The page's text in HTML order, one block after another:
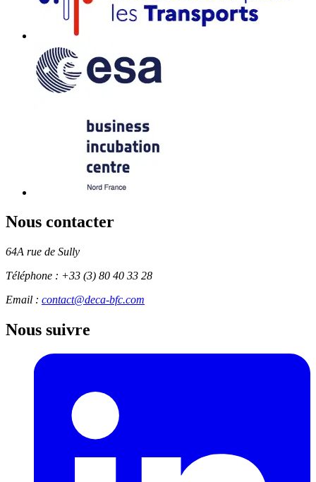
Nous contacter
64A rue de Sully
Téléphone : +33 (3) 80 40 33 28
Email : contact@deca-bfc.com
Nous suivre